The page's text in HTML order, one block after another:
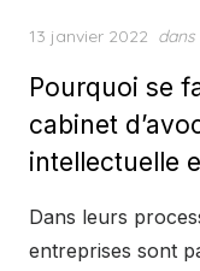
Posted
13 janvier 2022 dans
Pourquoi se
cabinet
intellectuelle
Dans leurs
entreprises sont